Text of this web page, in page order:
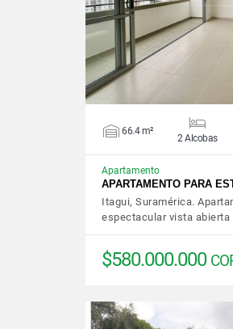
66.4 m²
2 Alcobas
Apartamento
APARTAMENTO PARA
Itagui, Suramérica.
espectacular vista
$580.000.000